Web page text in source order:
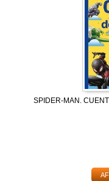
SPIDER-MAN.